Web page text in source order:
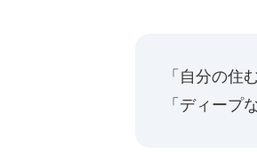
「自分の住
「ディープ